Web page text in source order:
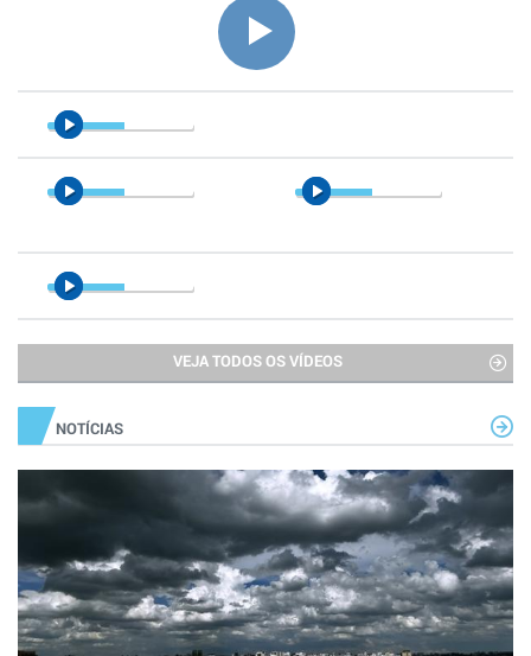
VEJA TODOS OS VÍDEOS
NOTÍCIAS